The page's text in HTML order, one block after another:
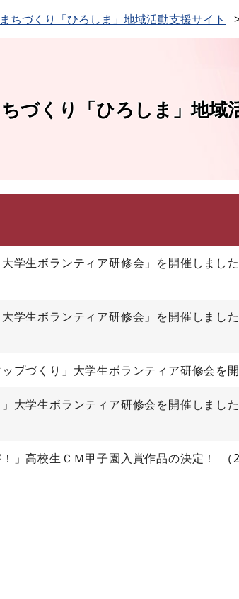
ちづくり「ひろしま」地域活動支援サイト
づくり「ひろしま」地域
学生ボランティア研修会」を開催しまし
学生ボランティア研修会」を開催しまし
プづくり」大学生ボランティア研修会を
大学生ボランティア研修会を開催しまし
」高校生ＣＭ甲子園入賞作品の決定！